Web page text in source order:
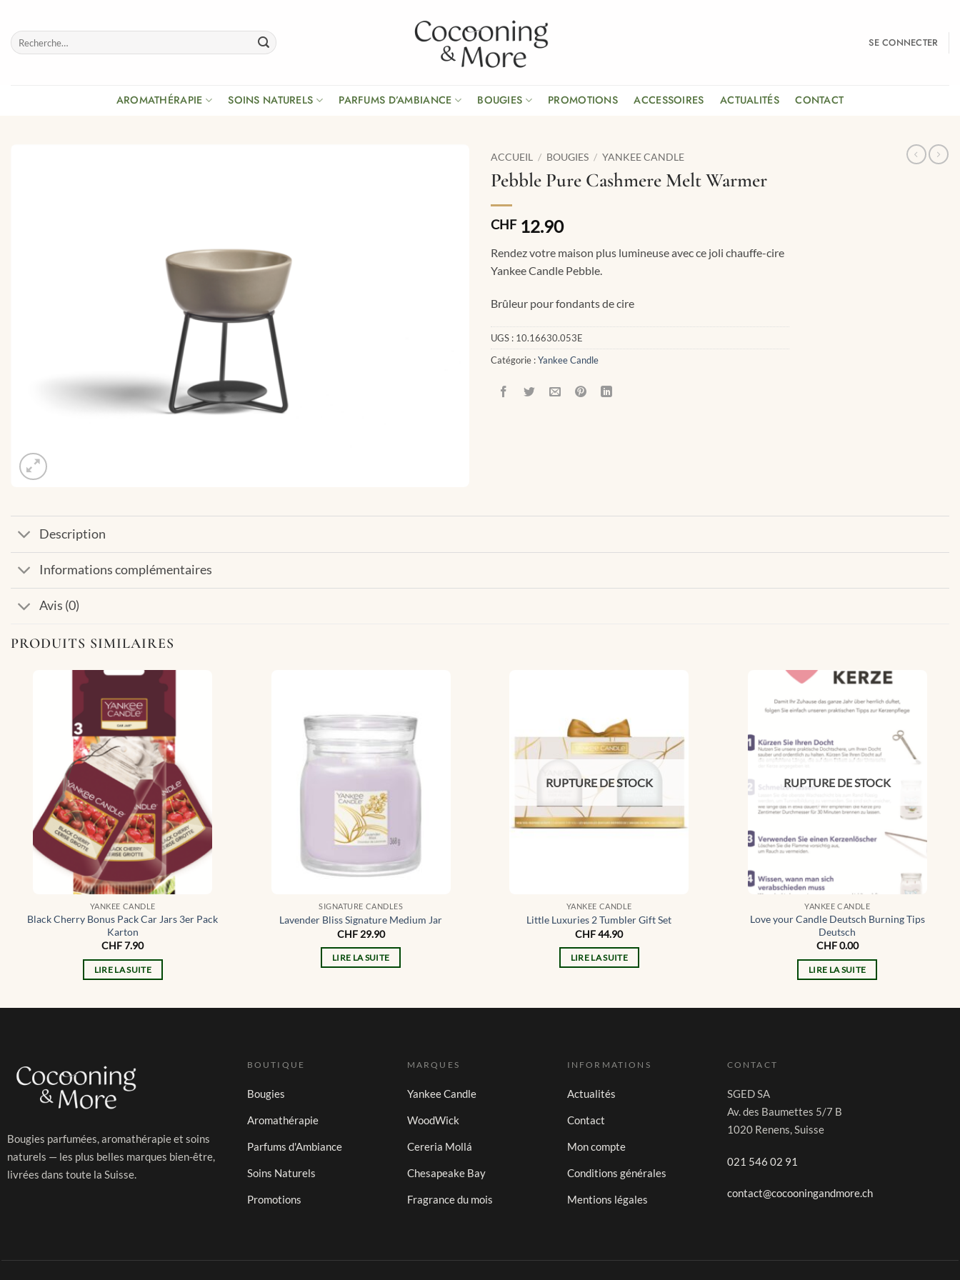
contenu
Recherche
pour :
SE CONNECTER
AROMATHÉRAPIE SOINS NATURELS PARFUMS D’AMBIANCE BOUGIES PROMOTIONS ACCESSOIRES ACTUALITÉS CONTACT
ACCUEIL / BOUGIES / YANKEE CANDLE
Pebble Pure Cashmere Melt Warmer
CHF12.90
Rendez votre maison plus lumineuse avec ce joli chauffe-cire
Yankee Candle Pebble.
Brûleur pour fondants de cire
UGS : 10.16630.053E
Catégorie :Yankee Candle
Description
Informations complémentaires
Avis (0)
PRODUITS SIMILAIRES
YANKEE CANDLE
Black Cherry Bonus Pack Car Jars 3er Pack
Karton
CHF7.90
LIRE LA SUITE
SIGNATURE CANDLES
Lavender Bliss Signature Medium Jar
CHF29.90
LIRE LA SUITE
RUPTURE DE STOCK
YANKEE CANDLE
Little Luxuries 2 Tumbler Gift Set
CHF44.90
LIRE LA SUITE
RUPTURE DE STOCK
YANKEE CANDLE
Love your Candle Deutsch Burning Tips
Deutsch
CHF0.00
LIRE LA SUITE
Bougies parfumées, aromathérapie et soins
naturels — les plus belles marques bien-être,
livrées dans toute la Suisse.
BOUTIQUE
Bougies
Aromathérapie
Parfums d'Ambiance
Soins Naturels
Promotions
MARQUES
Yankee Candle
WoodWick
Cereria Mollá
Chesapeake Bay
Fragrance du mois
INFORMATIONS
Actualités
Contact
Mon compte
Conditions générales
Mentions légales
CONTACT
SGED SA
Av. des Baumettes 5/7 B
1020 Renens, Suisse
021 546 02 91
contact@cocooningandmore.ch